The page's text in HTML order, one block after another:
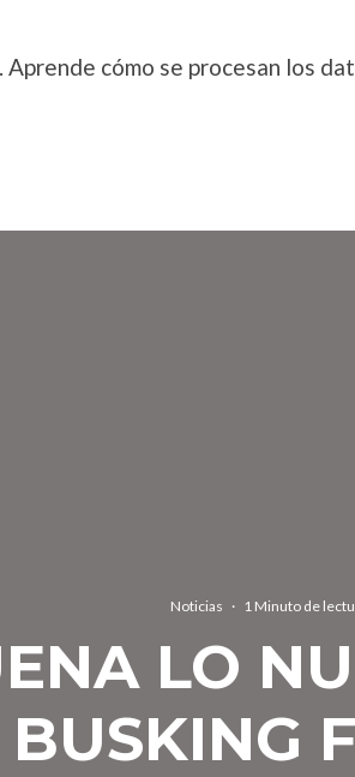
Aprende cómo se procesan los
Noticias · 1 Minuto de
LO
BUSKING